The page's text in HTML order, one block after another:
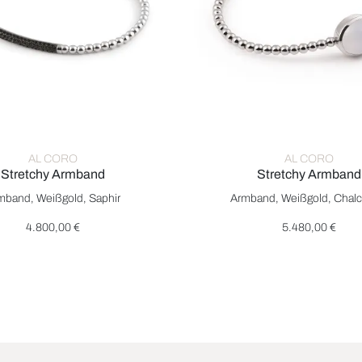
€
AL CORO
Stretchy Armband
Armband, Ref: A350WB, Preis: 4.800,00 €
Weißgold, Saphir
4.800,00 €
AL CORO
Stretchy Armband
Al Coro Stretchy Armband,
Armband, Weißgold,
5.480,00 €